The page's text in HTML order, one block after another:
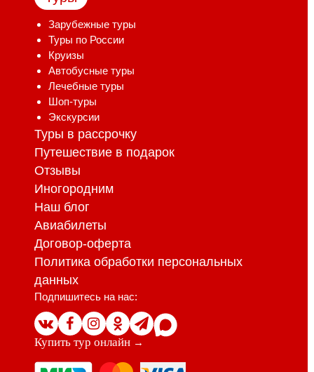
Зарубежные туры
Туры по России
Круизы
Автобусные туры
Лечебные туры
Шоп-туры
Экскурсии
Туры в рассрочку
Путешествие в подарок
Отзывы
Иногородним
Наш блог
Авиабилеты
Договор-оферта
Политика обработки персональных
данных
Подпишитесь на нас:
Купить тур онлайн→